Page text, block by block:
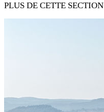
PLUS DE CETTE SECTION